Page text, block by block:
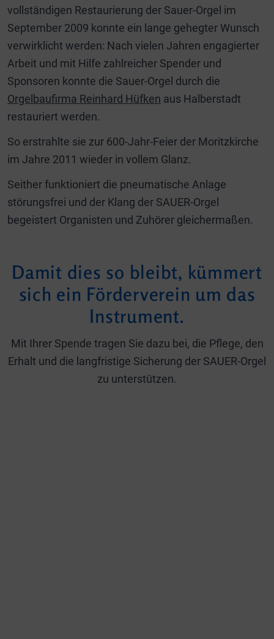
vollständigen Restaurierung der Sauer-Orgel im
September 2009 konnte ein lange gehegter Wunsch
verwirklicht werden: Nach vielen Jahren engagierter
Arbeit und mit Hilfe zahlreicher Spender und
Sponsoren konnte die Sauer-Orgel durch die
Orgelbaufirma Reinhard Hüfken aus Halberstadt
restauriert werden.
So erstrahlte sie zur 600-Jahr-Feier der Moritzkirche
im Jahre 2011 wieder in vollem Glanz.
Seither funktioniert die pneumatische Anlage
störungsfrei und der Klang der SAUER-Orgel
begeistert Organisten und Zuhörer gleichermaßen.
Damit dies so bleibt, kümmert
sich ein Förderverein um das
Instrument.
Mit Ihrer Spende tragen Sie dazu bei, die Pflege, den
Erhalt und die langfristige Sicherung der SAUER-Orgel
zu unterstützen.